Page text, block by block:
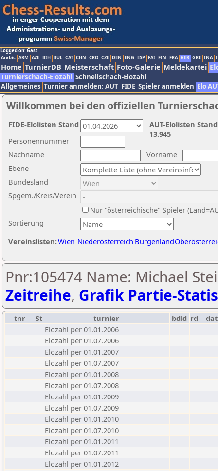
Logged on: Gast
Arabic ARM AZE BIH BUL CAT CHN CRO CZE DEN ENG ESP FAI FIN FRA GER GRE INA
Home TurnierDB Meisterschaft Foto-Galerie Meldekartei
Turnierschach-Elozahl Schnellschach-Elozahl
Allgemeines Turnier anmelden: AUT FIDE Spieler anmelden Elo
Willkommen bei den offiziellen
Nachname
Vorname
Ebene
Sortierung
Personennummer
Bundesland
Spgem./Kreis/Verein
Nur "österreichische" Spieler
Vereinslisten:Wien Niederösterreich Burgenland
AUT-Elolisten
13.945
FIDE-Elolisten Stand
Pnr:105474 Name: Michael
Zeitreihe, Grafik Partie-
tnr St turnier bdld rd
Elozahl per 01.01.2006
Elozahl per 01.07.2006
Elozahl per 01.01.2007
Elozahl per 01.07.2007
Elozahl per 01.01.2008
Elozahl per 01.07.2008
Elozahl per 01.01.2009
Elozahl per 01.07.2009
Elozahl per 01.01.2010
Elozahl per 01.07.2010
Elozahl per 01.01.2011
Elozahl per 01.07.2011
Elozahl per 01.01.2012